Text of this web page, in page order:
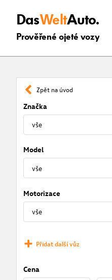
DasWeltAuto.
Prověřené ojeté vozy
Zpět na úvod
Značka
Model
Motorizace
Přidat další vůz
Cena